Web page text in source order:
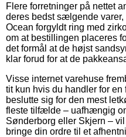
Flere forretninger på nettet
deres bedst sælgende
Ocean forgyldt ring med
om at bestillingen placeres
det formål at de højst
klar forud for at de
Visse internet varehuse
tit kun hvis du handler for
beslutte sig for den mest
fleste tilfælde – uafhængig
Sønderborg eller Skjern –
bringe din ordre til et